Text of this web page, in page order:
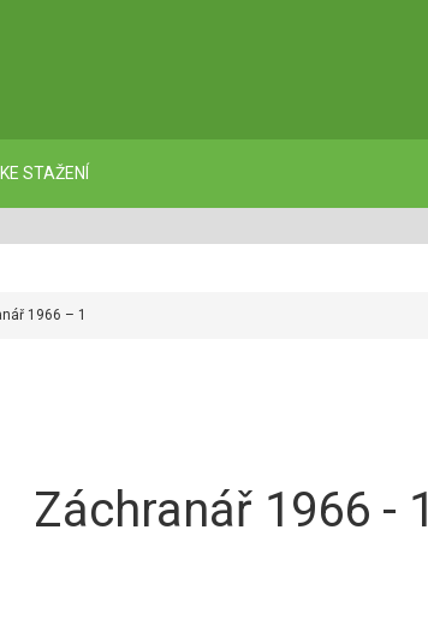
KE STAŽENÍ
1966 – 1
Záchranář 1966 - 1